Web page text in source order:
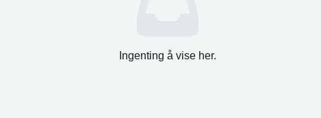
Ingenting å vise her.